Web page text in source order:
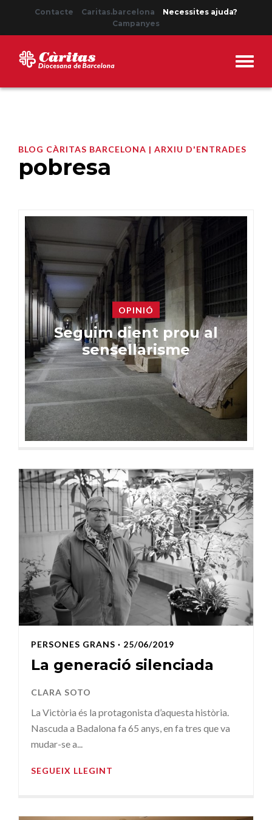
Contacte Caritas.barcelona
Necessites ajuda?
Campanyes
BLOG CÀRITAS BARCELONA | ARXIU D'ENTRADES
pobresa
OPINIÓ
Seguim dient prou al
sensellarisme
PERSONES GRANS · 25/06/2019
La generació silenciada
CLARA SOTO
La Victòria és la protagonista d’aquesta història.
Nascuda a Badalona fa 65 anys, en fa tres que va
mudar-se a...
SEGUEIX LLEGINT